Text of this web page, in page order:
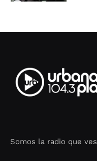
Somos la radio que ves